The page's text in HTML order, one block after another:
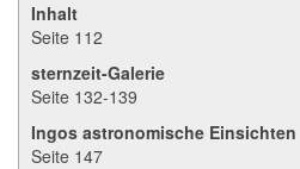
Inhalt
Seite 112
sternzeit-Galerie
Seite 132-139
Ingos astronomische Einsichten
Seite 147